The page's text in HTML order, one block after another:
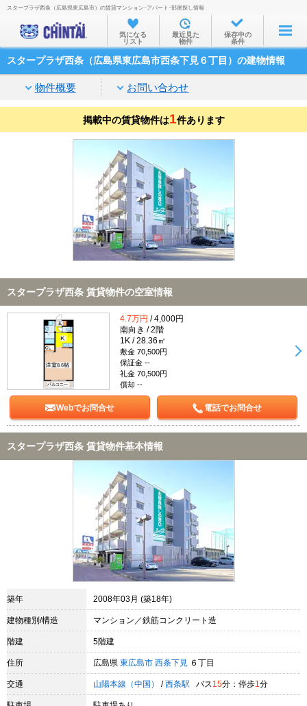
お部屋を探す
沿線・駅から
家賃相場から
通勤通学時間から
不動産会社から
TOP
スタープラザ西条（広島県東広島市）の賃貸マンション･アパート･部屋探し情報
気になる
リスト
最近見た
物件
保存中の
条件
スタープラザ西条（広島県東広島市西条下見６丁目）の建物情報
物件概要 お問い合わせ
掲載中の賃貸物件は1件あります
スタープラザ西条 賃貸物件の空室情報
4.7万円 / 4,000円
南向き / 2階
1K / 28.36㎡
敷金 70,500円
保証金 --
礼金 70,500円
償却 --
Webでお問合せ 電話でお問合せ
スタープラザ西条 賃貸物件基本情報
築年 2008年03月 (築18年)
建物種別/構造 マンション／鉄筋コンクリート造
階建 5階建
住所 広島県 東広島市 西条下見 ６丁目
交通 山陽本線（中国） / 西条駅 バス 15分：停歩1 分